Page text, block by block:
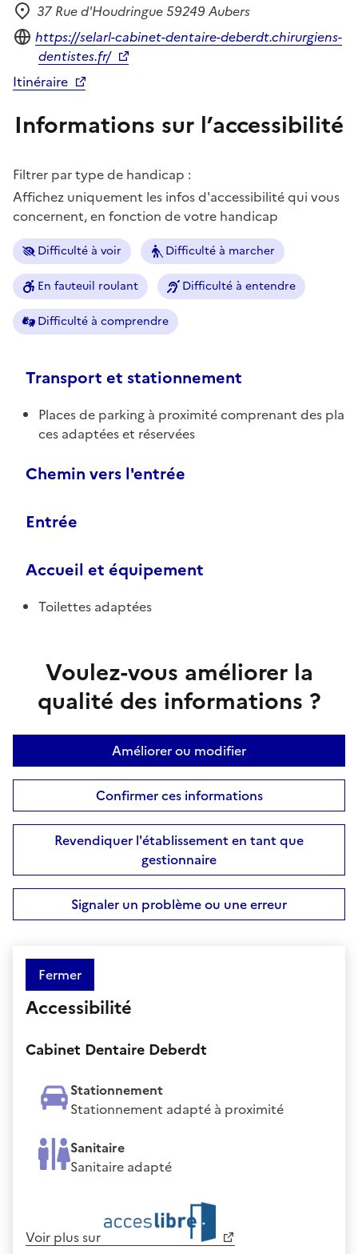
Adresse
37 Rue d'Houdringue 59249 Aubers
Site internet
https://selarl-cabinet-dentaire-deberdt.chirurgiens-
dentistes.fr/
Itinéraire
Informations sur l’accessibilité
Filtrer par type de handicap :
Affichez uniquement les infos d'accessibilité qui vous
concernent, en fonction de votre handicap
Difficulté à voir Difficulté à marcher
En fauteuil roulant Difficulté à entendre
Difficulté à comprendre
Transport et stationnement
Places de parking à proximité comprenant des pla
ces adaptées et réservées
Chemin vers l'entrée
Entrée
Accueil et équipement
Toilettes adaptées
Voulez-vous améliorer la
qualité des informations ?
Améliorer ou modifier
Confirmer ces informations
Revendiquer l'établissement en tant que
gestionnaire
Signaler un problème ou une erreur
Fermer
Accessibilité
Cabinet Dentaire Deberdt
Stationnement
Stationnement adapté à proximité
Sanitaire
Sanitaire adapté
Voir plus sur